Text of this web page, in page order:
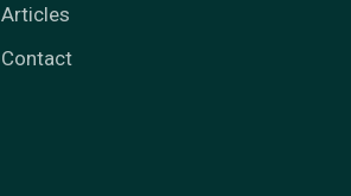
Articles
Contact